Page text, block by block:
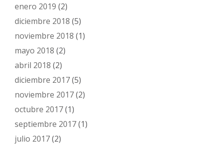
enero 2019 (2)
diciembre 2018 (5)
noviembre 2018 (1)
mayo 2018 (2)
abril 2018 (2)
diciembre 2017(5)
noviembre 2017(2)
octubre 2017(1)
septiembre 2017(1)
julio 2017(2)